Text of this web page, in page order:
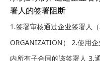
署人的签署阻断
1.签署审核通过企业签署人
ORGANIZATION） 2.使用
内所有子合同的该签署人 3.